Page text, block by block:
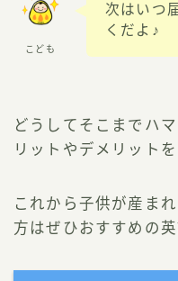
こども
次はいつ
くだよ♪
どうしてそこまでハ
リットやデメリット
これから子供が産ま
方はぜひおすすめの英